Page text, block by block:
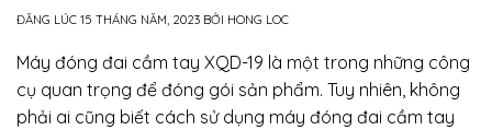
ĐĂNG LÚC 15 THÁNG NĂM, 2023 BỞI HONG LOC
Máy đóng đai cầm tay XQD-19 là một trong những công
cụ quan trọng để đóng gói sản phẩm. Tuy nhiên, không
phải ai cũng biết cách sử dụng máy đóng đai cầm tay